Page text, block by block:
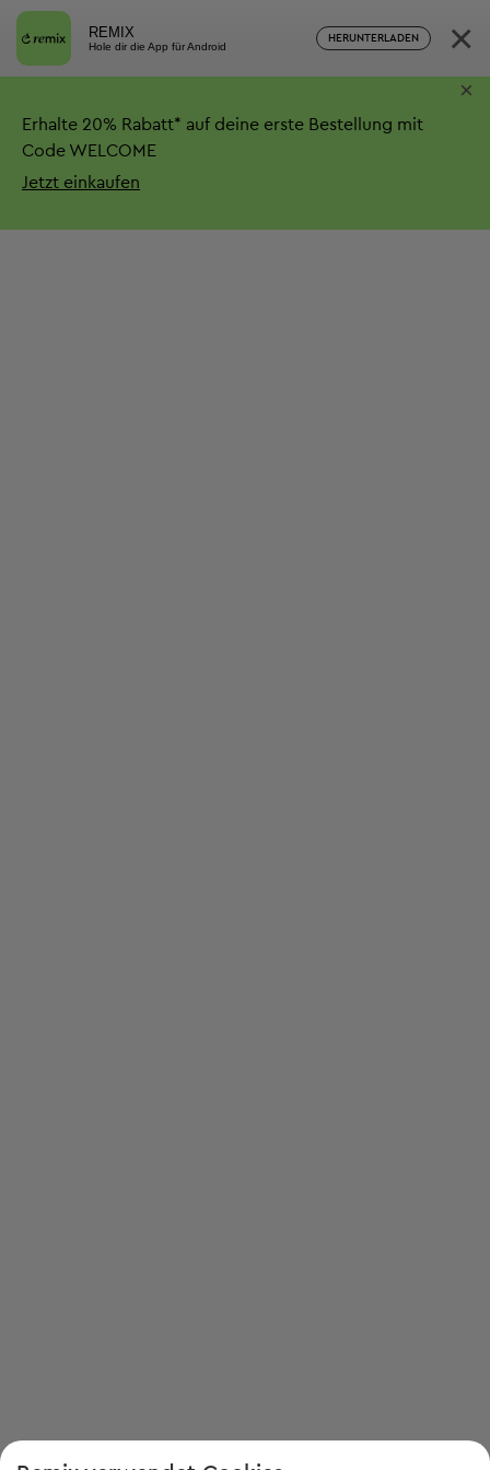
REMIX
Hole dir die App für Android
HERUNTERLADEN ×
Erhalte 20% Rabatt* auf deine erste Bestellung mit
Code WELCOME
Jetzt einkaufen
×